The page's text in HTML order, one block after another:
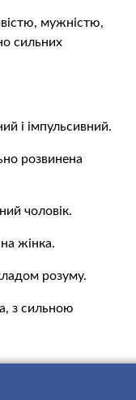
мужністю,
сильних
і імпульсивний.
розвинена
чоловік.
жінка.
розуму.
з сильною